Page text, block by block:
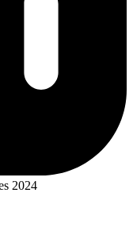
2024